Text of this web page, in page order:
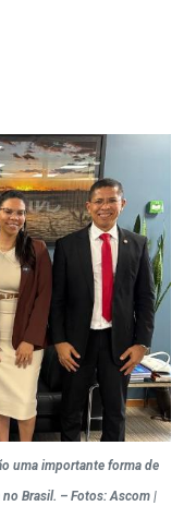
uma importante forma de
Brasil. – Fotos: Ascom |